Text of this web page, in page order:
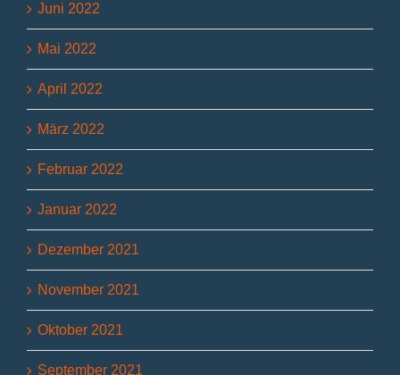
Juni 2022
Mai 2022
April 2022
März 2022
Februar 2022
Januar 2022
Dezember 2021
November 2021
Oktober 2021
September 2021